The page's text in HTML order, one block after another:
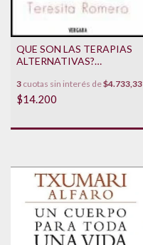
QUE SON LAS TERAPIAS
ALTERNATIVAS?
3 cuotas sin interés de$4.733,33
$14.200